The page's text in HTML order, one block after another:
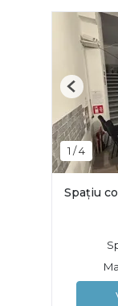
1 /4
Previous
Spațiu